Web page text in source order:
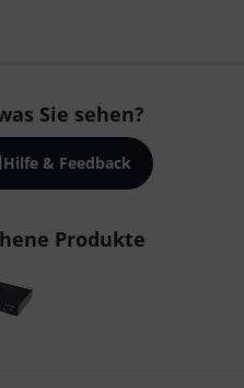
Sie sehen?
Hilfe & Feedback
Produkte